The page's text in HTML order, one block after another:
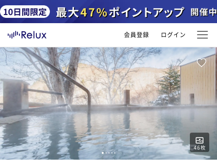
会員登録 ログイン
46枚
12345